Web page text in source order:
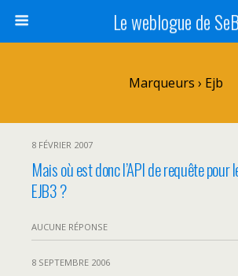
Le weblogue de SeB
Marqueurs › Ejb
8 FÉVRIER 2007
Mais où est donc l’API de requête pour
EJB3 ?
AUCUNE RÉPONSE
8 SEPTEMBRE 2006